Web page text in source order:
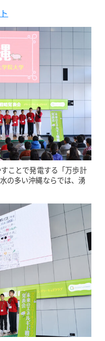
ことで発電する「万歩計
の多い沖縄ならでは、湧